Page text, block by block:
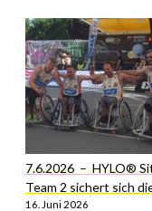
7.6.2026 – HYLO®
Team 2 sichert sich
16. Juni 2026